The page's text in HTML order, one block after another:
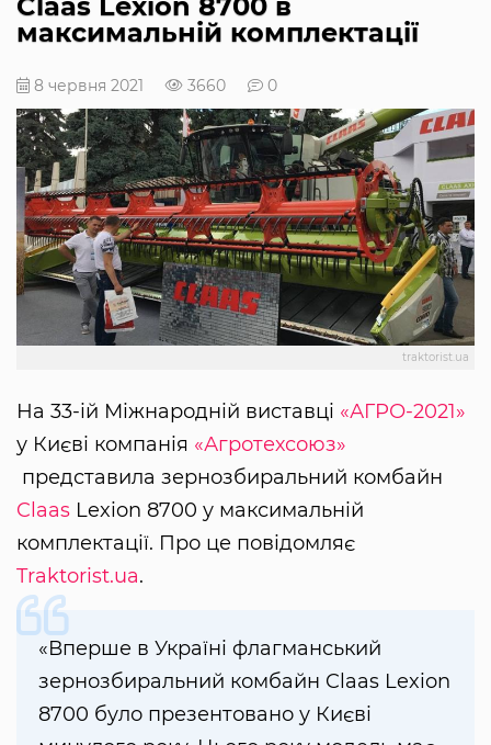
максимальній комплектації
8 червня 2021 3660 0
traktorist.ua
На 33-ій Міжнародній виставці «АГРО-2021»
у Києві компанія «Агротехсоюз»
представила зернозбиральний комбайн
Claas Lexion 8700 у максимальній
комплектації. Про це повідомляє
Traktorist.ua.
«Вперше в Україні флагманський
зернозбиральний комбайн Claas Lexion
8700 було презентовано у Києві